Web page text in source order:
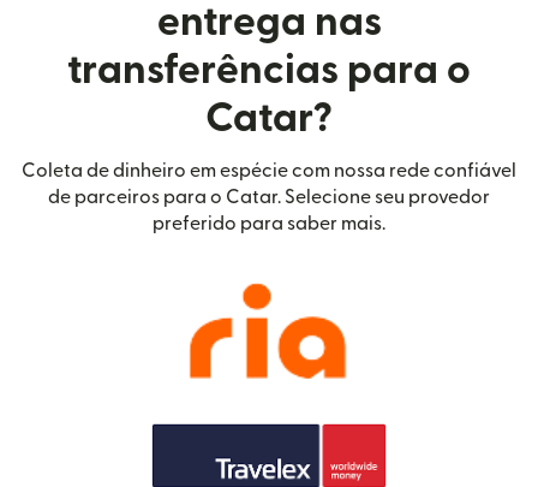
entrega nas
transferências para o
Catar?
Coleta de dinheiro em espécie com nossa rede confiável
de parceiros para o Catar. Selecione seu provedor
preferido para saber mais.